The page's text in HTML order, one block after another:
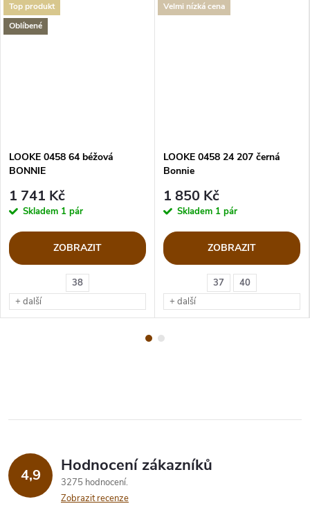
Top produkt
Oblíbené
38
+ další
LOOKE 0458 64 béžová
BONNIE
1 741 Kč
Skladem 1 pár
ZOBRAZIT
Velmi nízká cena
37
40
+ další
LOOKE 0458 24 207 černá
Bonnie
1 850 Kč
Skladem 1 pár
ZOBRAZIT
4,9 Hodnocení zákazníků
3275 hodnocení
Zobrazit recenze